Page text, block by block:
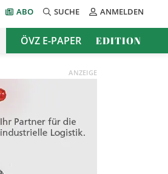
ABO SUCHE ANMELDEN
ÖVZ E-PAPER EDITION
ANZEIGE